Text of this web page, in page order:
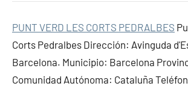
PUNT VERD LES CORTS PEDRALBES
Corts Pedralbes Dirección: Avinguda
Barcelona. Municipio: Barcelona
Comunidad Autónoma: Cataluña